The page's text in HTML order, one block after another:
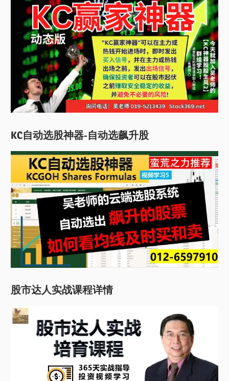
KC自动选股神器-自动选飙升股
股市达人实战课程详情